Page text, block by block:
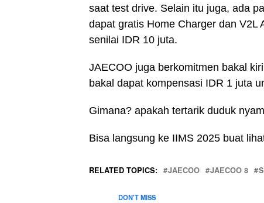
saat test drive. Selain itu juga, ada
dapat gratis Home Charger dan V2L
senilai IDR 10 juta.
JAECOO juga berkomitmen bakal
bakal dapat kompensasi IDR 1 juta
Gimana? apakah tertarik duduk
Bisa langsung ke IIMS 2025 buat
RELATED TOPICS: JAECOO JAECOO 8
DON'T MISS